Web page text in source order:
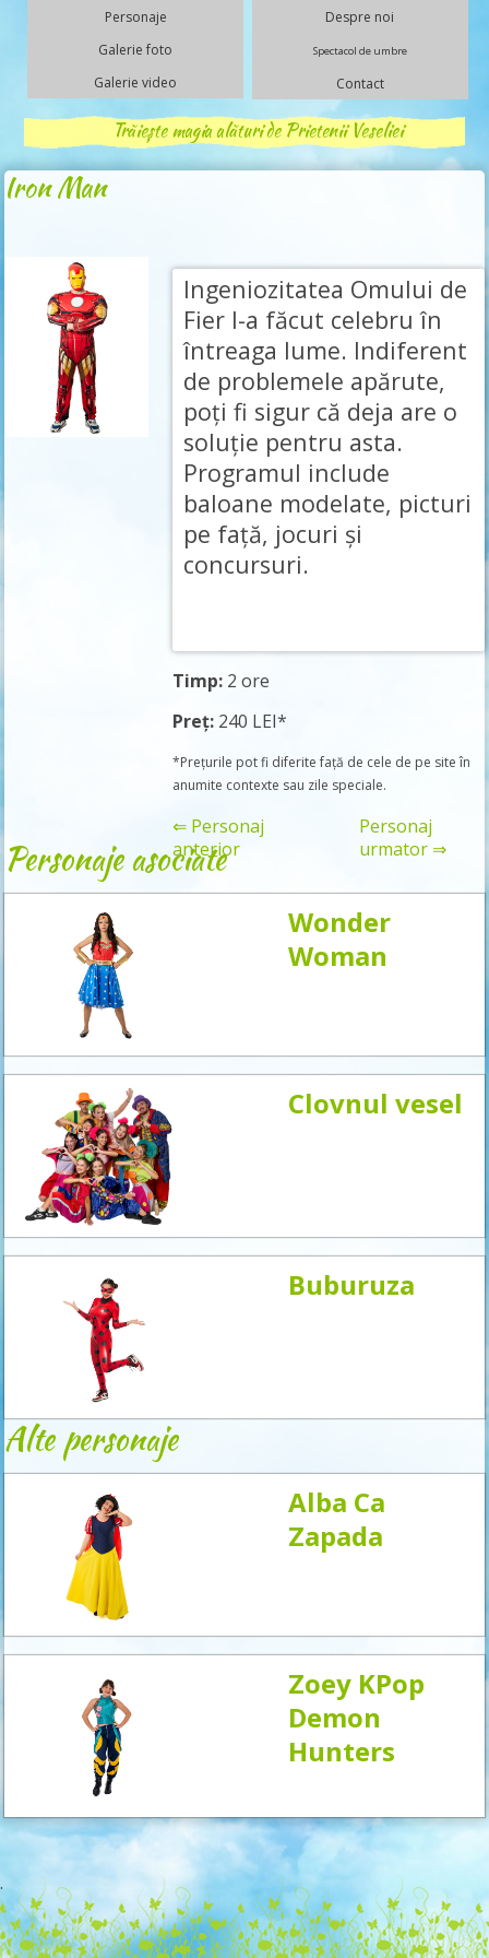
Personaje
Galerie foto
Galerie video
Despre noi
Spectacol de umbre
Contact
Trăiește magia alături de Prietenii Veseliei
Iron Man
Ingeniozitatea Omului de
Fier l-a făcut celebru în
întreaga lume. Indiferent
de problemele apărute,
poți fi sigur că deja are o
soluție pentru asta.
Programul include
baloane modelate, picturi
pe față, jocuri și
concursuri.
Timp: 2 ore
Preț: 240 LEI*
*Prețurile pot fi diferite față de cele de pe site în
anumite contexte sau zile speciale.
Rezervă
⇐ Personaj
anterior
Personaj
urmator ⇒
Personaje asociate
Wonder
Woman
Clovnul vesel
Buburuza
Alte personaje
Alba Ca
Zapada
Zoey KPop
Demon
Hunters